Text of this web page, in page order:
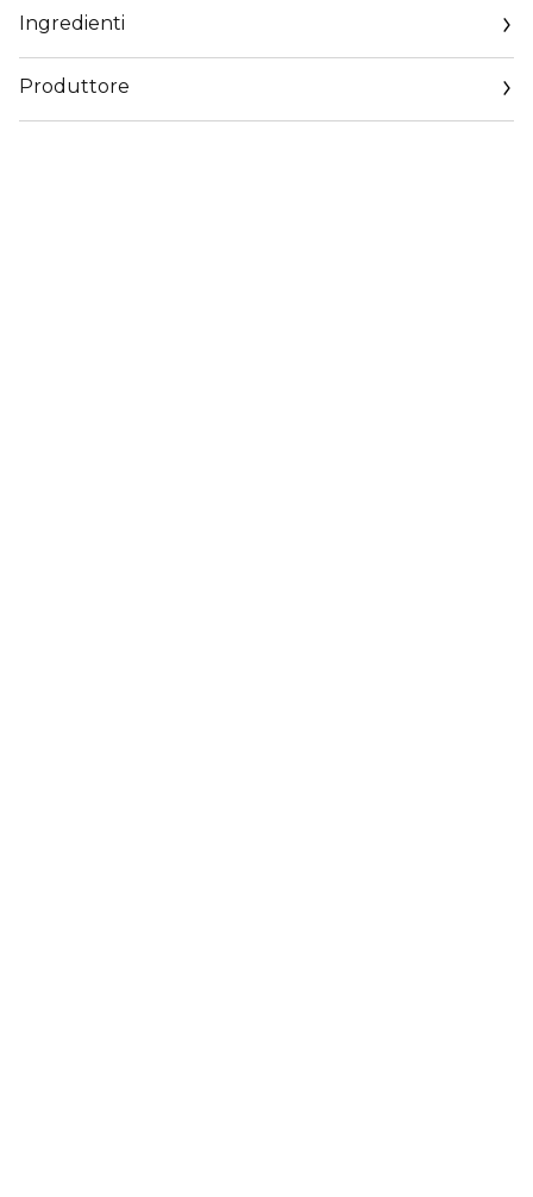
visibilità di piccole macchie ed imperfezioni, affina la grana e
risveglia la luminosità della pelle, per una sensazione
sublime di comfort, levigatezza e radiosità. Con la sua
texture nutriente, è ideale in caso di pelle disidratata, che
Ingredienti
Produttore